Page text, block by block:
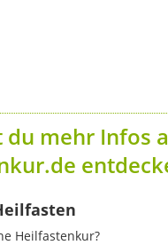
du mehr Infos
Heilfastenkur?